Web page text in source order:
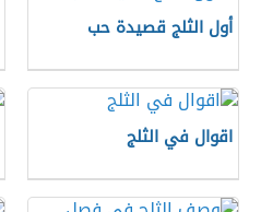
أول الثلج قصيدة حب
اقوال في الثلج